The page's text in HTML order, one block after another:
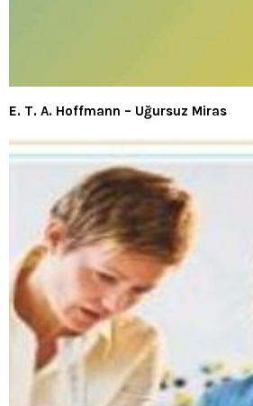
E. T. A. Hoffmann – Uğursuz Miras